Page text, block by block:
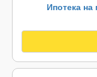
Ипотека